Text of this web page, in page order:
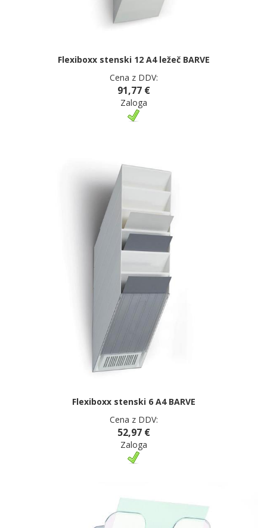
Flexiboxx stenski 12 A4 ležeč BARVE
Cena z DDV:
91,77 €
Zaloga
Flexiboxx stenski 6 A4 BARVE
Cena z DDV:
52,97 €
Zaloga